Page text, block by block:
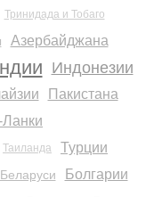
Тринидада и Тобаго
Азербайджана
Индонезии
Пакистана
Ланки
Таиланда Турции
Беларуси Болгарии